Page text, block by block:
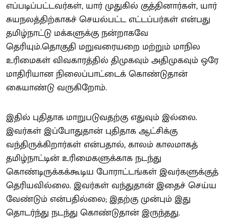
எப்படிப்பட்டவர்கள், யார் முதுகில் குத்தினார்கள், யார்
சுயநலத்திற்காகச் செயல்பட்ட எட்டப்பர்கள் என்பது
தமிழ்நாட்டு மக்களுக்கு நன்றாகவே
தெரியும்.தொகுதி மறுவரையறை மற்றும் மாநில
உரிமைகள் விவகாரத்தில் திமுகவும் அதிமுகவும் ஒரே
மாதிரியான நிலைப்பாட்டைக் கொண்டுதான்
கையாண்டு வருகிறோம்.
இதில் புதிதாக மாறுபடுவதற்கு எதுவும் இல்லை.
இவர்கள் இப்போதுதான் புதிதாக ஆட்சிக்கு
வந்திருக்கிறார்கள் என்பதால், காலம் காலமாகத்
தமிழ்நாட்டின் உரிமைகளுக்காக நடந்து
கொண்டிருக்கக்கூடிய போராட்டங்கள் இவர்களுக்குத்
தெரியவில்லை. இவர்கள் வந்துதான் இதைச் செய்ய
வேண்டும் என்பதில்லை; இதற்கு முன்பும் இது
தொடர்ந்து நடந்து கொண்டுதான் இருந்தது.